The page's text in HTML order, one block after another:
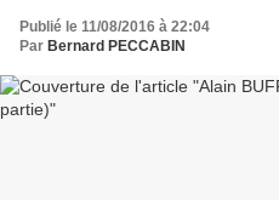
Publié le 11/08/2016 à 22:04
Par Bernard PECCABIN